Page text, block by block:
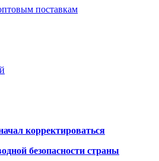
поставкам
корректироваться
безопасности страны